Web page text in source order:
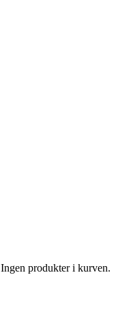
Ingen produkter i kurven.